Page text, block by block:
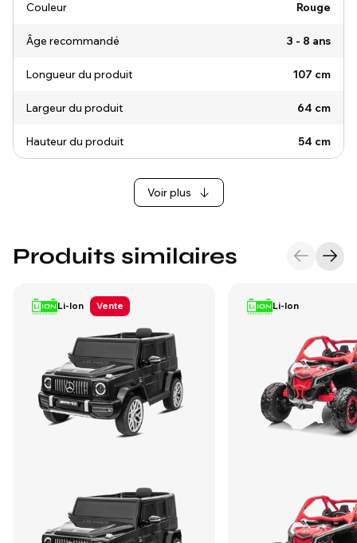
Couleur Rouge
Âge recommandé 3 - 8 ans
Longueur du produit 107 cm
Largeur du produit 64 cm
Hauteur du produit 54 cm
Voir plus
Produits similaires
Li-Ion Vente Li-Ion